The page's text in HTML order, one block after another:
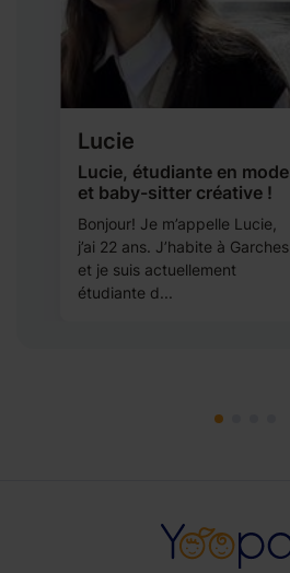
Lucie
Lucie, étudiante en mode
et baby-sitter créative !
Bonjour! Je m’appelle Lucie,
j’ai 22 ans. J’habite à Garches
et je suis actuellement
étudiante d...